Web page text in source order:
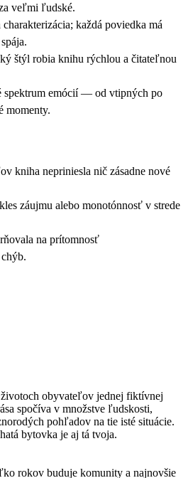
veľmi ľudské.
každá poviedka má
štýl robia knihu rýchlou a čitateľnou
spektrum emócií — od vtipných po
momenty.
kniha nepriniesla nič zásadne nové
záujmu alebo monotónnosť v strede
na prítomnosť
obyvateľov jednej fiktívnej
spočíva v množstve ľudskosti,
pohľadov na tie isté situácie.
bytovka je aj tá tvoja.
rokov buduje komunity a najnovšie